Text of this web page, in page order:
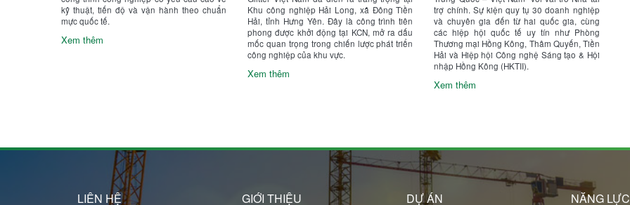
kỹ thuật, tiến độ và vận hành theo chuẩn
mực quốc tế.
Xem thêm
Khu công nghiệp Hải Long, xã Đông Tiền
Hải, tỉnh Hưng Yên. Đây là công trình tiên
phong được khởi động tại KCN, mở ra dấu
mốc quan trọng trong chiến lược phát triển
công nghiệp của khu vực.
Xem thêm
trợ chính. Sự kiện quy tụ 30 doanh nghiệp
và chuyên gia đến từ hai quốc gia, cùng
các hiệp hội quốc tế uy tín như Phòng
Thương mại Hồng Kông, Thâm Quyến, Tiền
Hải và Hiệp hội Công nghệ Sáng tạo & Hội
nhập Hồng Kông (HKTII).
Xem thêm
LIÊN HỆ GIỚI THIỆU DỰ ÁN NĂNG LỰC